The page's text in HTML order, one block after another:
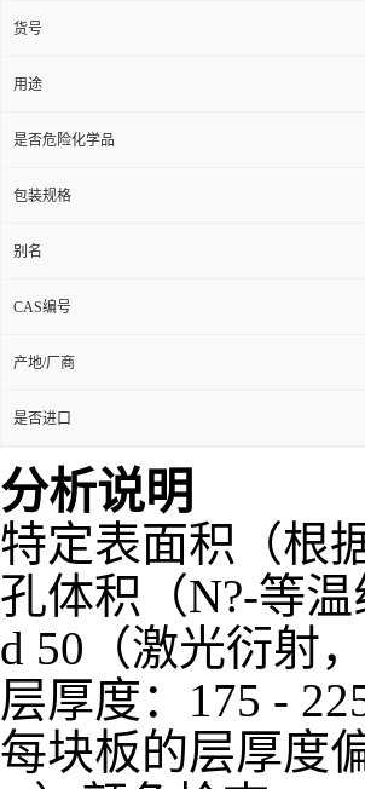
货号
用途
是否危险化学品
包装规格
别名
CAS编号
产地/厂商
是否进口
分析说明
特定表面积（根
孔体积（N?-等
d 50（激光衍射
层厚度：175 -
每块板的层厚度